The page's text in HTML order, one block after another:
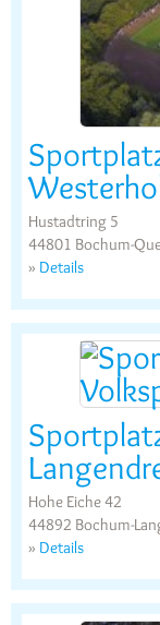
Hustadtring 5
44801 Bochum-
» Details
Hohe Eiche 42
44892 Bochum-
» Details